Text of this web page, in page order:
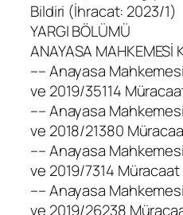
Bildiri (İhracat: 2023/1)
YARGI BÖLÜMÜ
ANAYASA MAHKEMESİ
–– Anayasa
ve 2019/35114
–– Anayasa
ve 2018/21380
–– Anayasa
ve 2019/7314 Müracaat
–– Anayasa
ve 2019/26238